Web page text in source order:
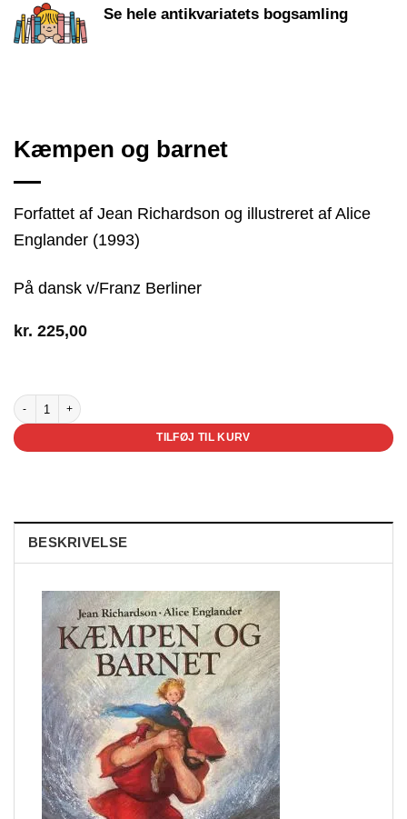
Se hele antikvariatets bogsamling
Kæmpen og barnet
Forfattet af Jean Richardson og illustreret af Alice
Englander (1993)
På dansk v/Franz Berliner
kr. 225,00
Kæmpen og barnet antal
TILFØJ TIL KURV
BESKRIVELSE